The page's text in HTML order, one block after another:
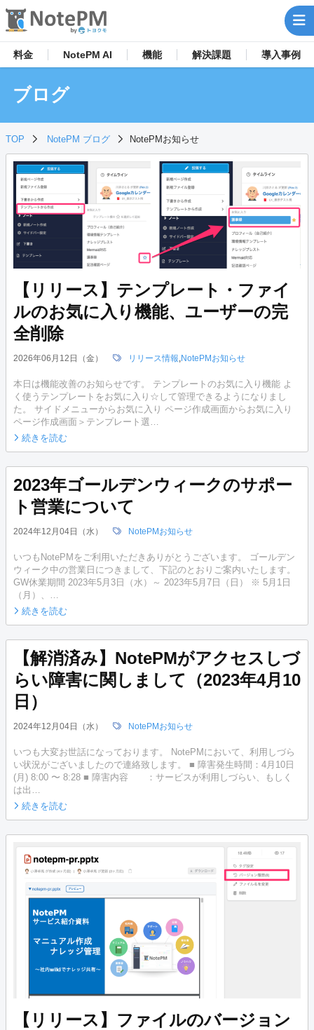
料金 NotePM AI 機能 解決課題 導入事例
ブログ
TOP NotePM ブログ NotePMお知らせ
【リリース】テンプレート・ファイ
ルのお気に入り機能、ユーザーの完
全削除
2026年06月12日（金） リリース情報 NotePMお知らせ
本日は機能改善のお知らせです。 テンプレートのお気に入り機能 よ
く使うテンプレートをお気に入り☆して管理できるようになりまし
た。 サイドメニューからお気に入り ページ作成画面からお気に入り
ページ作成画面＞テンプレート選…
続きを読む
2023年ゴールデンウィークのサポー
ト営業について
2024年12月04日（水） NotePMお知らせ
いつもNotePMをご利用いただきありがとうございます。 ゴールデン
ウィーク中の営業日につきまして、下記のとおりご案内いたします。
GW休業期間 2023年5月3日（水）～ 2023年5月7日（日） ※ 5月1日
（月）、…
続きを読む
【解消済み】NotePMがアクセスしづ
らい障害に関しまして（2023年4月10
日）
2024年12月04日（水） NotePMお知らせ
いつも大変お世話になっております。 NotePMにおいて、利用しづら
い状況がございましたので連絡致します。 ■ 障害発生時間：4月10日
(月) 8:00 〜 8:28 ■ 障害内容 ：サービスが利用しづらい、もしく
は出…
続きを読む
【リリース】ファイルのバージョン